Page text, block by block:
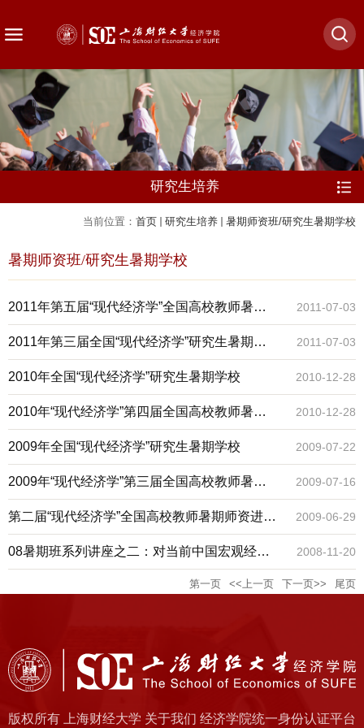
研究生培养
当前位置： 首页 研究生培养 暑期师资班/研究生暑期学校
暑期师资班/研究生暑期学校
2011年第五届“现代经济学”全国高校教师暑期
师资课程进修班”
2011-07-03
2011年第三届全国“现代经济学”研究生暑期学
校
2011-07-03
2010年全国“现代经济学”研究生暑期学校 2010-12-28
2010年“现代经济学”第四届全国高校教师暑期
师资课程进修班
2010-12-28
2009年全国“现代经济学”研究生暑期学校 2009-07-22
2009年“现代经济学”第三届全国高校教师暑期
师资课程进修班
2009-07-16
第二届“现代经济学”全国高校教师暑期师资进修
班
2009-06-29
08暑期班系列讲座之二：对当前中国宏观经济 2008-11-20
第一页 <<上一页 下一页>> 尾页
版权所有 上海财经大学 关于我们 经济学院统一身份认证平台